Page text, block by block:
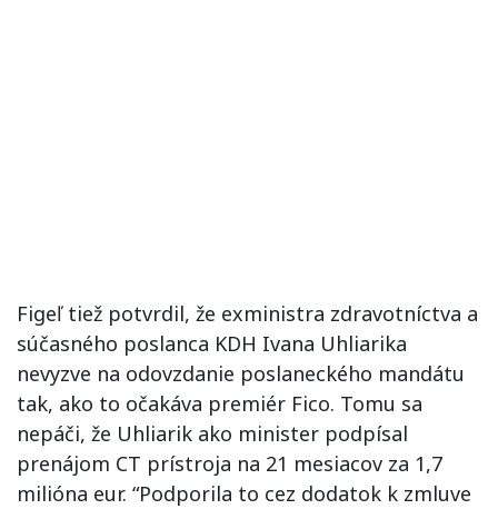
Figeľ tiež potvrdil, že exministra zdravotníctva a
súčasného poslanca KDH Ivana Uhliarika
nevyzve na odovzdanie poslaneckého mandátu
tak, ako to očakáva premiér Fico. Tomu sa
nepáči, že Uhliarik ako minister podpísal
prenájom CT prístroja na 21 mesiacov za 1,7
milióna eur. “Podporila to cez dodatok k zmluve